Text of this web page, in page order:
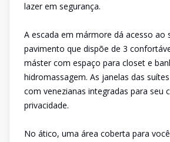
lazer em segurança.
A escada em mármore dá acesso ao
pavimento que dispõe de 3
máster com espaço para closet e
hidromassagem. As janelas das
com venezianas integradas para seu
privacidade.
No ático, uma área coberta para